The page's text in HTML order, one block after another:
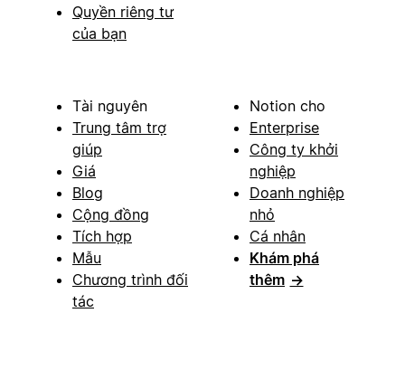
Quyền riêng tư
của bạn
Tài nguyên
Trung tâm trợ
giúp
Giá
Blog
Cộng đồng
Tích hợp
Mẫu
Chương trình đối
tác
Notion cho
Enterprise
Công ty khởi
nghiệp
Doanh nghiệp
nhỏ
Cá nhân
Khám phá
thêm →